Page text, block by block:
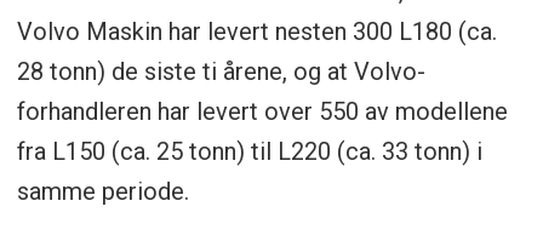
Volvo Maskin har levert nesten 300 L180 (ca.
28 tonn) de siste ti årene, og at Volvo-
forhandleren har levert over 550 av modellene
fra L150 (ca. 25 tonn) til L220 (ca. 33 tonn) i
samme periode.